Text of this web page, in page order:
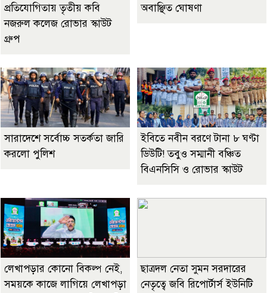
প্রতিযোগিতায় তৃতীয় কবি
নজরুল কলেজ রোভার স্কাউট
গ্রুপ
অবাঞ্ছিত ঘোষণা
সারাদেশে সর্বোচ্চ সতর্কতা জারি
করলো পুলিশ
ইবিতে নবীন বরণে টানা ৮ ঘণ্টা
ডিউটি! তবুও সম্মানী বঞ্চিত
বিএনসিসি ও রোভার স্কাউট
লেখাপড়ার কোনো বিকল্প নেই,
সময়কে কাজে লাগিয়ে লেখাপড়া
ছাত্রদল নেতা সুমন সরদারের
নেতৃত্বে জবি রিপোর্টার্স ইউনিটি